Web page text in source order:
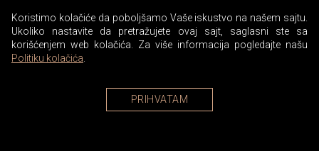
Koristimo kolačiće da poboljšamo Vaše iskustvo na našem sajtu.
Ukoliko nastavite da pretražujete ovaj sajt, saglasni ste sa
korišćenjem web kolačića. Za više informacija pogledajte našu
Politiku kolačića
PRIHVATAM